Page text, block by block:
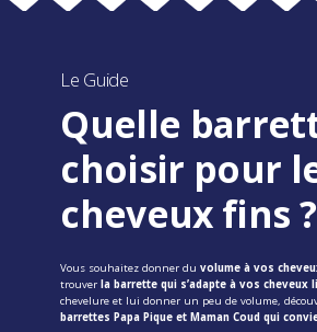
Le Guide
Quelle
choisir pour
cheveux fins ?
Vous souhaitez donner duvolume à vos
trouver la barrette qui s’adapte à vos cheveux
chevelure et lui donner un peu de volume,
barrettes Papa Pique et Maman Coud qui